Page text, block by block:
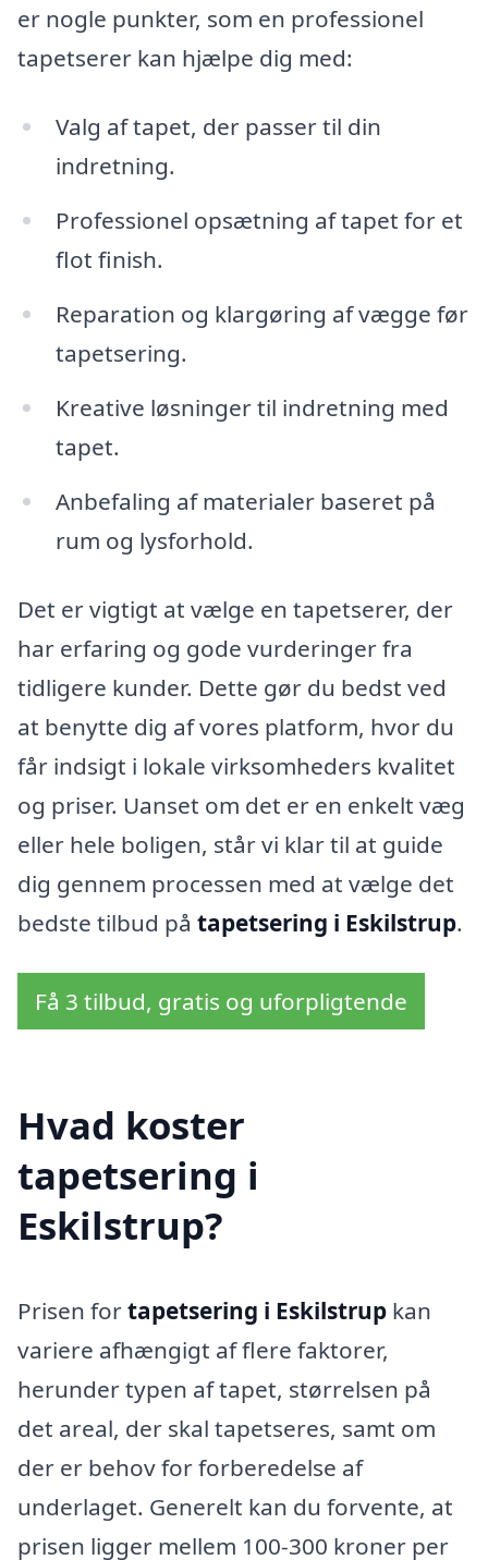
er nogle punkter, som en professionel
tapetserer kan hjælpe dig med:
Valg af tapet, der passer til din
indretning.
Professionel opsætning af tapet for et
flot finish.
Reparation og klargøring af vægge før
tapetsering.
Kreative løsninger til indretning med
tapet.
Anbefaling af materialer baseret på
rum og lysforhold.
Det er vigtigt at vælge en tapetserer, der
har erfaring og gode vurderinger fra
tidligere kunder. Dette gør du bedst ved
at benytte dig af vores platform, hvor du
får indsigt i lokale virksomheders kvalitet
og priser. Uanset om det er en enkelt væg
eller hele boligen, står vi klar til at guide
dig gennem processen med at vælge det
bedste tilbud på tapetsering i Eskilstrup.
Få 3 tilbud, gratis og uforpligtende
Hvad koster
tapetsering i
Eskilstrup?
Prisen fortapetsering i Eskilstrup kan
variere afhængigt af flere faktorer,
herunder typen af tapet, størrelsen på
det areal, der skal tapetseres, samt om
der er behov for forberedelse af
underlaget. Generelt kan du forvente, at
prisen ligger mellem 100-300 kroner per